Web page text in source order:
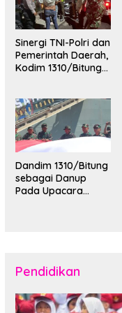
Sinergi TNI-Polri dan
Pemerintah Daerah,
Kodim 1310/Bitung
Wilayah Kota Bitung
Dandim 1310/Bitung
sebagai Danup
Pada Upacara
Talaud dan Sangihe
Pendidikan